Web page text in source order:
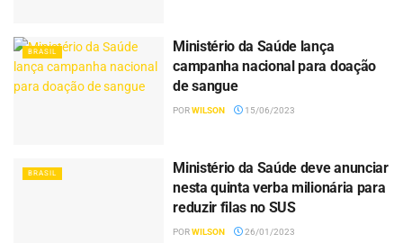
BRASIL
Ministério da Saúde lança
campanha nacional para doação
de sangue
PORWILSON 15/06/2023
BRASIL
Ministério da Saúde deve anunciar
nesta quinta verba milionária para
reduzir filas no SUS
PORWILSON 26/01/2023